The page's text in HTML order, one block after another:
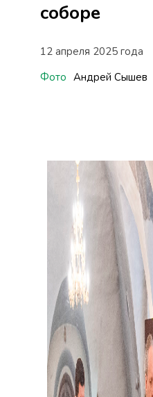
соборе
12 апреля 2025 года
Фото Андрей Сышев